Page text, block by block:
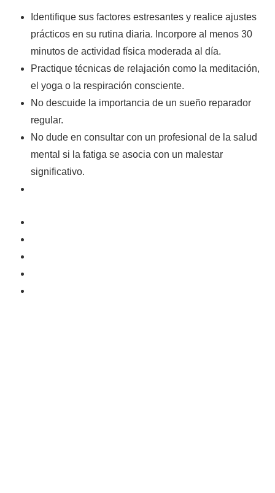
Identifique sus factores estresantes y realice ajustes
prácticos en su rutina diaria. Incorpore al menos 30
minutos de actividad física moderada al día.
Practique técnicas de relajación como la meditación,
el yoga o la respiración consciente.
No descuide la importancia de un sueño reparador
regular.
No dude en consultar con un profesional de la salud
mental si la fatiga se asocia con un malestar
significativo.